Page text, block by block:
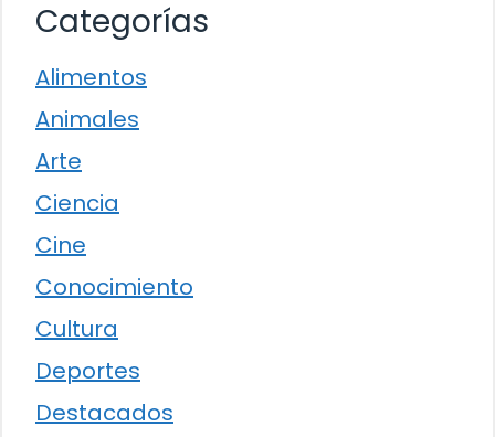
Categorías
Alimentos
Animales
Arte
Ciencia
Cine
Conocimiento
Cultura
Deportes
Destacados